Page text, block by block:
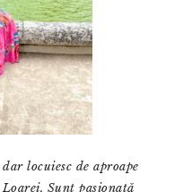
locuiesc de aproape
Sunt pasionată